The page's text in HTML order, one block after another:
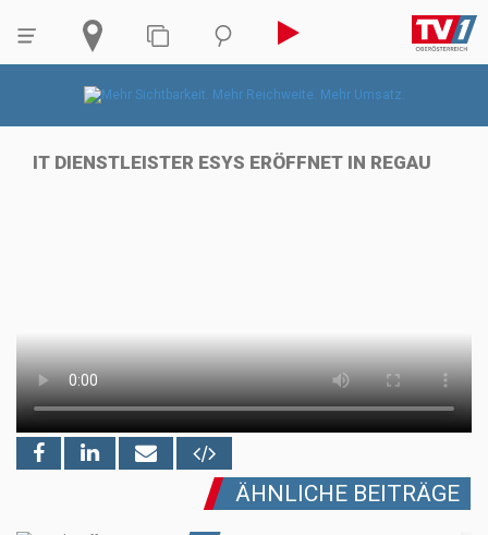
IT DIENSTLEISTER ESYS ERÖFFNET IN REGAU
ÄHNLICHE BEITRÄGE